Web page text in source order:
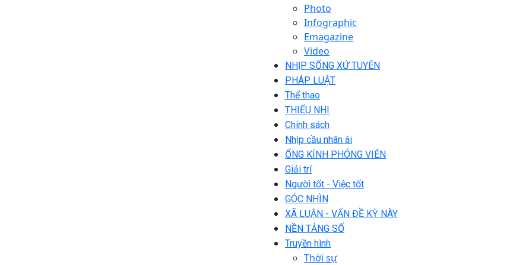
Photo
Infographic
Emagazine
Video
NHỊP SỐNG XỨ TUYÊN
PHÁP LUẬT
Thể thao
THIẾU NHI
Chính sách
Nhịp cầu nhân ái
ỐNG KÍNH PHÓNG VIÊN
Giải trí
Người tốt - Việc tốt
GÓC NHÌN
XÃ LUẬN - VẤN ĐỀ KỲ NÀY
NỀN TẢNG SỐ
Truyền hình
Thời sự